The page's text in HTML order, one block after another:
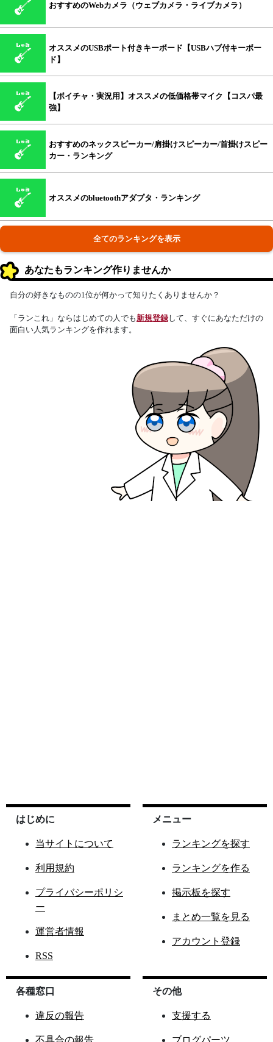
おすすめのWebカメラ（ウェブカメラ・ライブカメラ）
オススメのUSBポート付きキーボード【USBハブ付キーボー
ド】
【ボイチャ・実況用】オススメの低価格帯マイク【コスパ最
強】
おすすめのネックスピーカー/肩掛けスピーカー/首掛けスピー
カー・ランキング
オススメのbluetoothアダプタ・ランキング
全てのランキングを表示
あなたもランキング作りませんか
自分の好きなものの1位が何かって知りたくありませんか？
「ランこれ」ならはじめての人でも新規登録して、すぐにあなただけの
面白い人気ランキングを作れます。
はじめに
当サイトについて
利用規約
プライバシーポリシ
ー
運営者情報
RSS
メニュー
ランキングを探す
ランキングを作る
掲示板を探す
まとめ一覧を見る
アカウント登録
各種窓口
違反の報告
不具合の報告
その他
支援する
ブログパーツ